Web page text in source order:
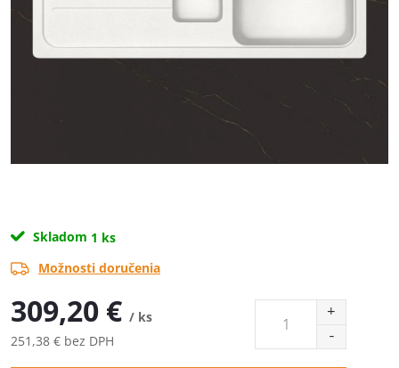
Skladom 1 ks
Možnosti doručenia
309,20 € / ks
251,38 € bez DPH